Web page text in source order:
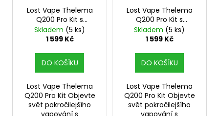
Lost Vape Thelema
Q200 Pro Kit s
Centaurus Sub Ohm
Tank V2 (Shadow
Skladem (5 ks)
1 599 Kč
DO KOŠÍKU
Lost Vape Thelema
Q200 Pro Kit Objevte
svět pokročilejšího
vapování s
Lost Vape Thelema
Q200 Pro Kit s
Centaurus Sub Ohm
Tank V2 (Midnight
Skladem (5 ks)
1 599 Kč
DO KOŠÍKU
Lost Vape Thelema
Q200 Pro Kit Objevte
svět pokročilejšího
vapování s